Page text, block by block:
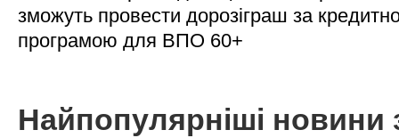
зможуть провести дорозіграш за
програмою для ВПО 60+
Найпопулярніші новини